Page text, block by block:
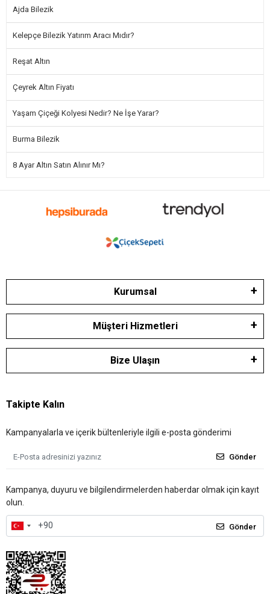
Ajda Bilezik
Kelepçe Bilezik Yatırım Aracı Mıdır?
Reşat Altın
Çeyrek Altın Fiyatı
Yaşam Çiçeği Kolyesi Nedir? Ne İşe Yarar?
Burma Bilezik
8 Ayar Altın Satın Alınır Mı?
Kurumsal
Müşteri Hizmetleri
Bize Ulaşın
Takipte Kalın
Kampanyalarla ve içerik bültenleriyle ilgili e-posta gönderimi
Gönder
Kampanya, duyuru ve bilgilendirmelerden haberdar olmak için kayıt
olun.
Gönder